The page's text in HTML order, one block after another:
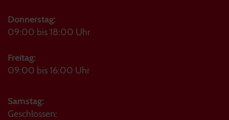
Donnerstag:
09:00 bis 18:00 Uhr
Freitag:
09:00 bis 16:00 Uhr
Samstag:
Geschlossen: